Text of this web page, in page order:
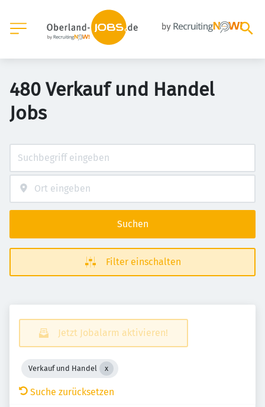
480 Verkauf und Handel
Jobs
Suchen
Filter einschalten
Jetzt Jobalarm aktivieren!
Verkauf und Handel
Suche zurücksetzen